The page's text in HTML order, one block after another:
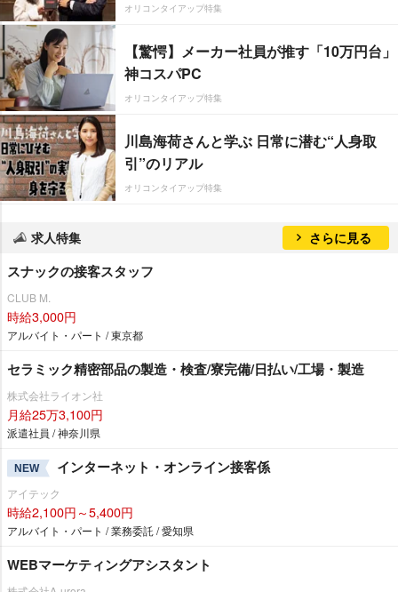
オリコンタイアップ特集
【驚愕】メーカー社員が推す「10万円台」
神コスパPC
オリコンタイアップ特集
川島海荷さんと学ぶ 日常に潜む“人身取
引”のリアル
オリコンタイアップ特集
求人特集 さらに見る
スナックの接客スタッフ
CLUB M.
時給3,000円
アルバイト・パート / 東京都
セラミック精密部品の製造・検査/寮完備/日払い/工場・製造
株式会社ライオン社
月給25万3,100円
派遣社員 / 神奈川県
NEW インターネット・オンライン接客係
アイテック
時給2,100円～5,400円
アルバイト・パート / 業務委託 / 愛知県
WEBマーケティングアシスタント